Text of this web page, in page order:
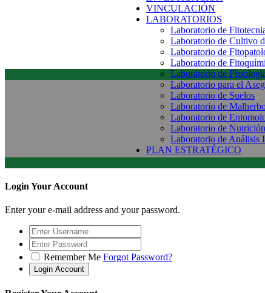
VINCULACIÓN
LABORATORIOS
Laboratorio de
Laboratorio de Cultivo
Laboratorio de
Laboratorio de
Laboratorio de
Laboratorio para el
Laboratorio de Suelos
Laboratorio de
Laboratorio de
Laboratorio de
Laboratorio de Análisis
PLAN ESTRATÉGICO
Login Your Account
Enter your e-mail address and your password.
Remember Me Forgot Password?